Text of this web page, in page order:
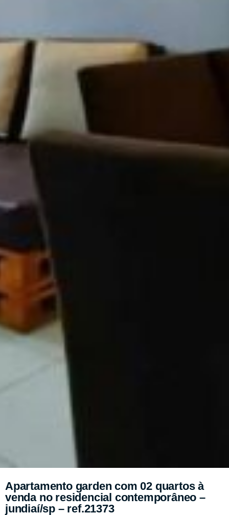
Apartamento garden com 02 quartos à
venda no residencial contemporâneo –
jundiaí/sp – ref.21373